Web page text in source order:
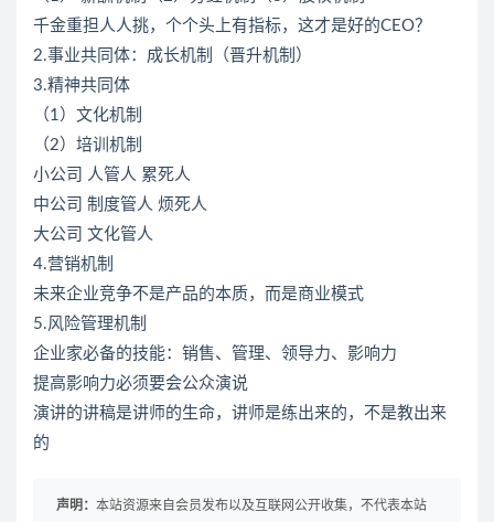
千金重担人人挑，个个头上有指标，这才是好的CEO？
2.事业共同体：成长机制（晋升机制）
3.精神共同体
（1）文化机制
（2）培训机制
小公司 人管人 累死人
中公司 制度管人 烦死人
大公司 文化管人
4.营销机制
未来企业竞争不是产品的本质，而是商业模式
5.风险管理机制
企业家必备的技能：销售、管理、领导力、影响力
提高影响力必须要会公众演说
演讲的讲稿是讲师的生命，讲师是练出来的，不是教出来
的
声明： 本站资源来自会员发布以及互联网公开收集，不代表本站